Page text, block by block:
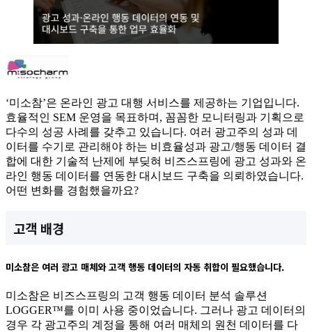
‘미소참’은 온라인 광고 대행 서비스를 제공하는 기업입니다.
효율적인 SEM 운영을 목표하며, 꼼꼼한 모니터링과 기획으로
다수의 성공 사례를 갖추고 있습니다. 여러 광고주의 성과 데
이터를 수기로 관리해야 하는 비효율성과 광고/행동 데이터 결
합에 대한 기술적 난제에 부딪혀 비즈스프링에 광고 성과와 온
라인 행동 데이터를 연동한 대시보드 구축을 의뢰하였습니다.
어떤 변화를 경험했을까요?
고객 배경
미소참은 여러 광고 매체와 고객 행동 데이터의 자동 취합이 필요했습니다.
미소참은 비즈스프링의 고객 행동 데이터 분석 솔루션
LOGGER™를 이미 사용 중이었습니다. 그러나 광고 데이터의
경우 각 광고주의 계정을 통해 여러 매체의 원천 데이터를 다